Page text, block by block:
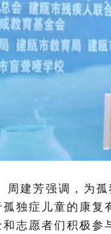
建芳强调，为孤
孤独症儿童的康复
和志愿者们积极参